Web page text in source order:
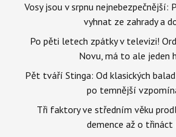
Vosy jsou v srpnu nejnebezpečnější:
vyhnat ze zahrady a
Po pěti letech zpátky v televizi!
Novu, má to ale jeden
Pět tváří Stinga: Od klasických
po temnější
Tři faktory ve středním věku
demence až o